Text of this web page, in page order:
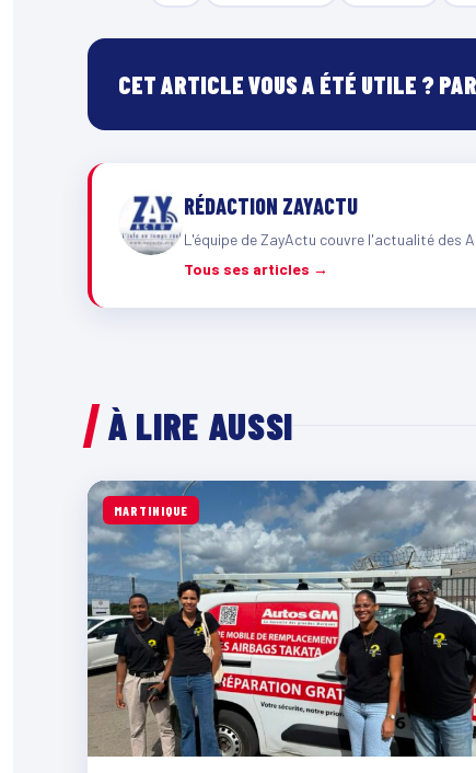
CET ARTICLE VOUS A ÉTÉ UTILE ?
RÉDACTION ZAYACTU
L'équipe de ZayActu couvre l'actualité des
Tous ses articles →
À LIRE AUSSI
MARTINIQUE